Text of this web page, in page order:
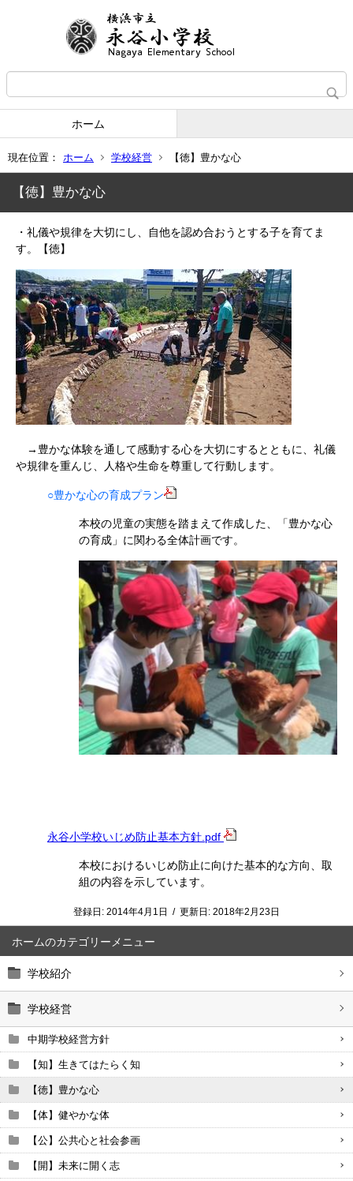
ホーム
現在位置： ホーム 学校経営 【徳】豊かな心
ホーム
学校紹介
学校経営
中期学校経営方針
【知】生きてはたらく知
【徳】豊かな心
【体】健やかな体
【公】公共心と社会参画
【開】未来に開く志
【徳】豊かな心
・礼儀や規律を大切にし、自他を認め合おうとする子を育てま
す。【徳】
→豊かな体験を通して感動する心を大切にするとともに、礼儀
や規律を重んじ、人格や生命を尊重して行動します。
○豊かな心の育成プラン
本校の児童の実態を踏まえて作成した、「豊かな心
の育成」に関わる全体計画です。
永谷小学校いじめ防止基本方針.pdf
本校におけるいじめ防止に向けた基本的な方向、取
組の内容を示しています。
登録日: 2014年4月1日 / 更新日: 2018年2月23日